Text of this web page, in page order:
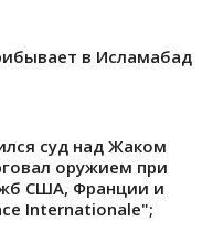
в Исламабад
суд над Жаком
оружием при
США, Франции и
Internationale";